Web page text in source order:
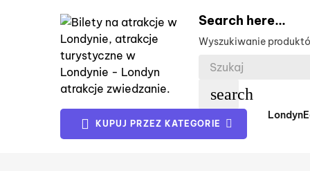
Search here...
Wyszukiwanie
search
KUPUJ PRZEZ KATEGORIE
Londyn